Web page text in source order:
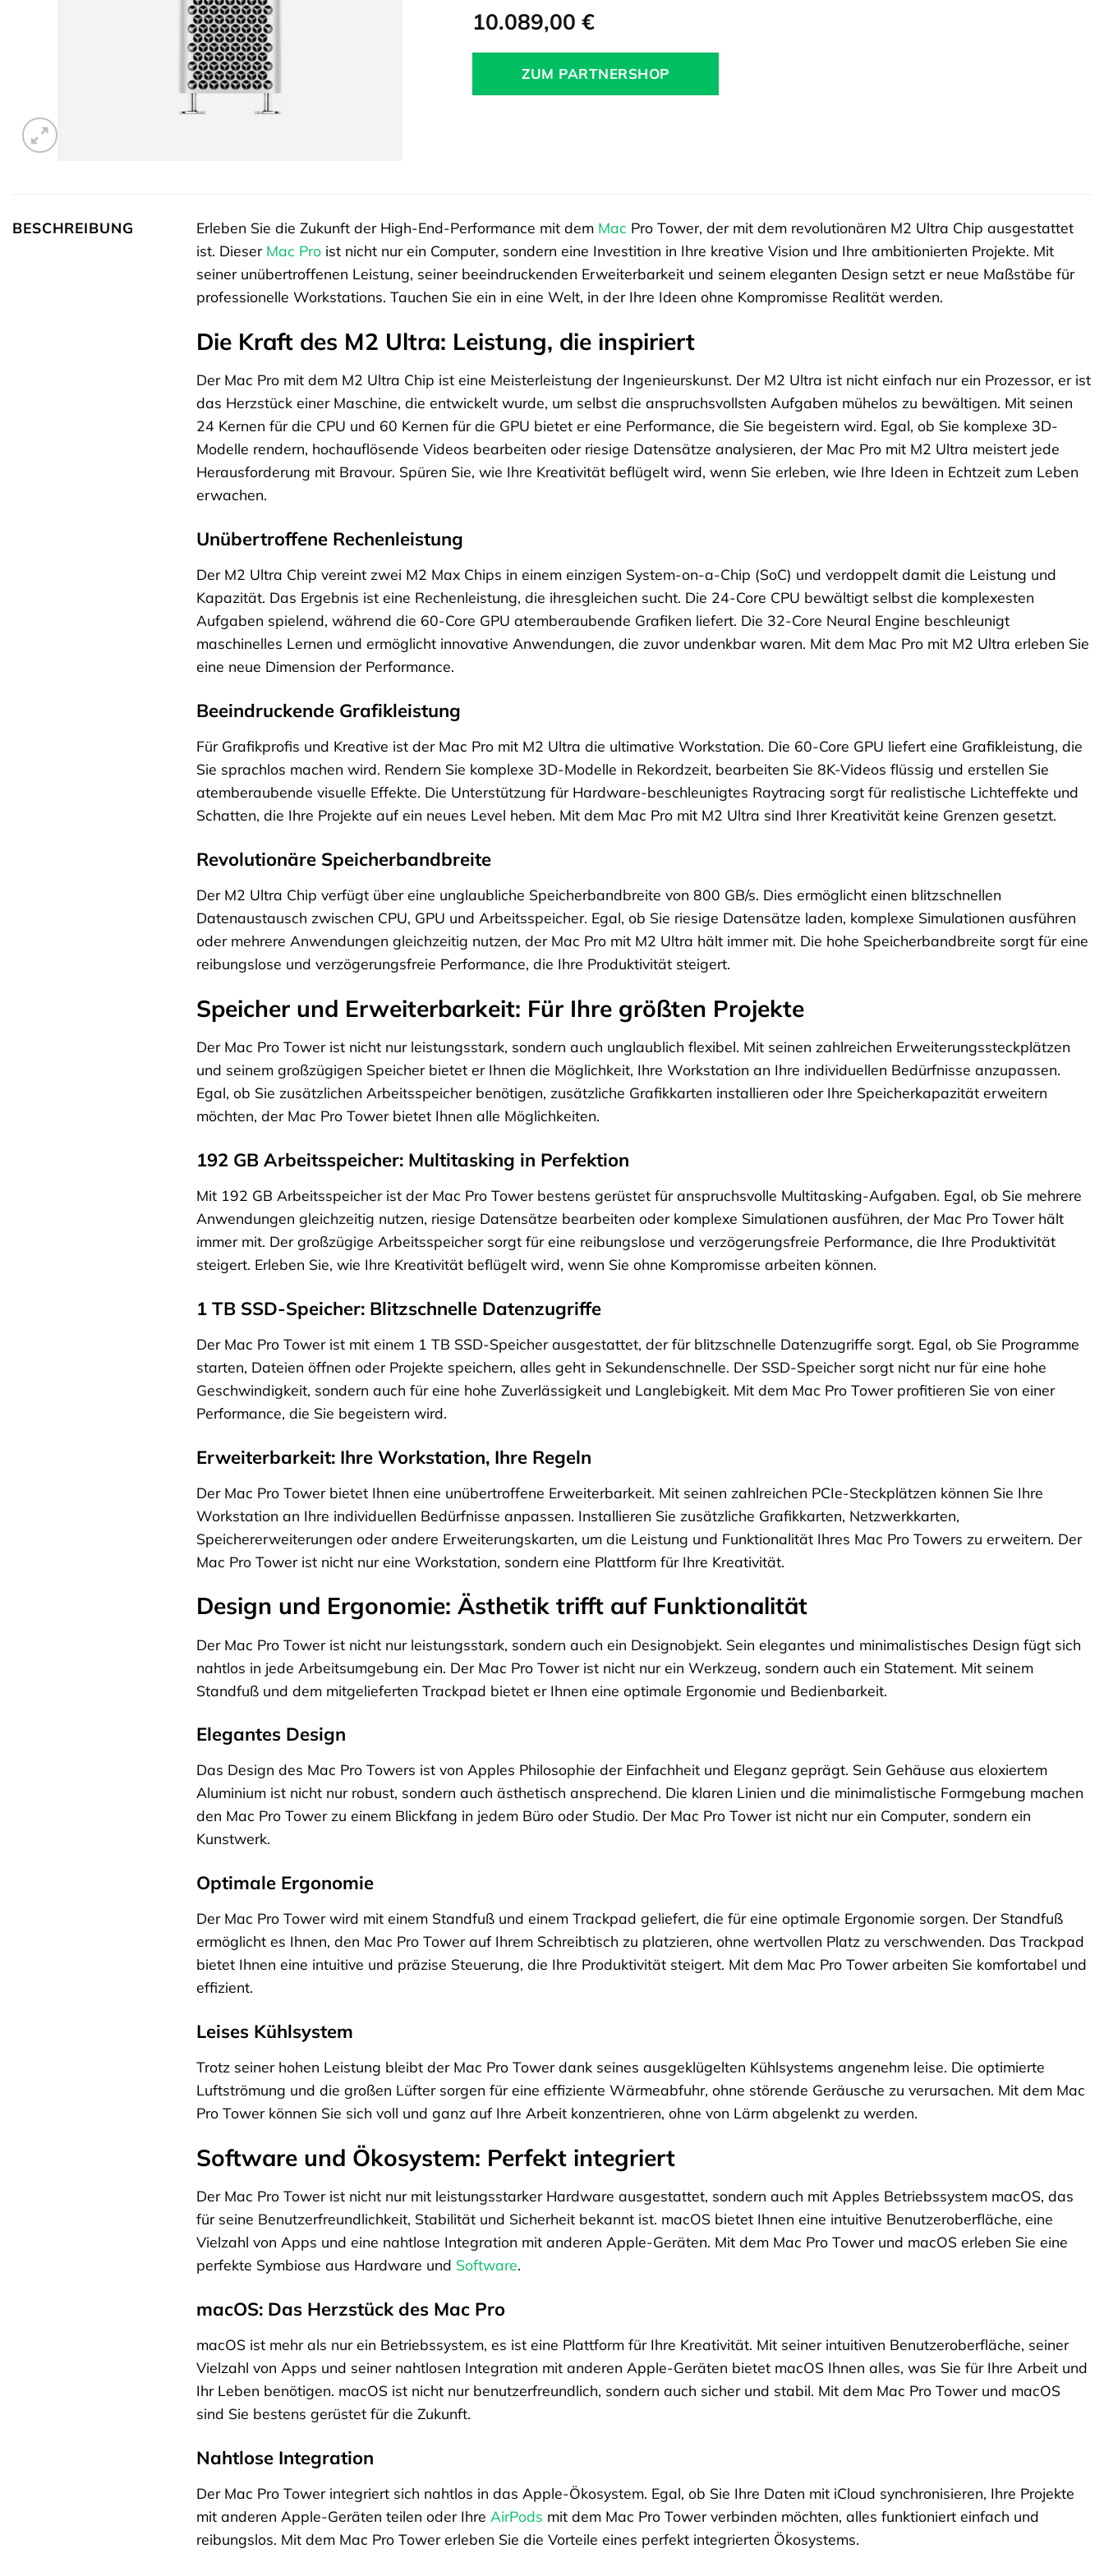
10.089,00 €
ZUM PARTNERSHOP
BESCHREIBUNG Erleben Sie die Zukunft der High-End-Performance mit dem Mac Pro Tower, der mit dem revolutionären M2 Ultra Chip ausgestattet
ist. Dieser Mac Pro ist nicht nur ein Computer, sondern eine Investition in Ihre kreative Vision und Ihre ambitionierten Projekte. Mit
seiner unübertroffenen Leistung, seiner beeindruckenden Erweiterbarkeit und seinem eleganten Design setzt er neue Maßstäbe für
professionelle Workstations. Tauchen Sie ein in eine Welt, in der Ihre Ideen ohne Kompromisse Realität werden.
Die Kraft des M2 Ultra: Leistung, die inspiriert
Der Mac Pro mit dem M2 Ultra Chip ist eine Meisterleistung der Ingenieurskunst. Der M2 Ultra ist nicht einfach nur ein Prozessor, er ist
das Herzstück einer Maschine, die entwickelt wurde, um selbst die anspruchsvollsten Aufgaben mühelos zu bewältigen. Mit seinen
24 Kernen für die CPU und 60 Kernen für die GPU bietet er eine Performance, die Sie begeistern wird. Egal, ob Sie komplexe 3D-
Modelle rendern, hochauflösende Videos bearbeiten oder riesige Datensätze analysieren, der Mac Pro mit M2 Ultra meistert jede
Herausforderung mit Bravour. Spüren Sie, wie Ihre Kreativität beflügelt wird, wenn Sie erleben, wie Ihre Ideen in Echtzeit zum Leben
erwachen.
Unübertroffene Rechenleistung
Der M2 Ultra Chip vereint zwei M2 Max Chips in einem einzigen System-on-a-Chip (SoC) und verdoppelt damit die Leistung und
Kapazität. Das Ergebnis ist eine Rechenleistung, die ihresgleichen sucht. Die 24-Core CPU bewältigt selbst die komplexesten
Aufgaben spielend, während die 60-Core GPU atemberaubende Grafiken liefert. Die 32-Core Neural Engine beschleunigt
maschinelles Lernen und ermöglicht innovative Anwendungen, die zuvor undenkbar waren. Mit dem Mac Pro mit M2 Ultra erleben Sie
eine neue Dimension der Performance.
Beeindruckende Grafikleistung
Für Grafikprofis und Kreative ist der Mac Pro mit M2 Ultra die ultimative Workstation. Die 60-Core GPU liefert eine Grafikleistung, die
Sie sprachlos machen wird. Rendern Sie komplexe 3D-Modelle in Rekordzeit, bearbeiten Sie 8K-Videos flüssig und erstellen Sie
atemberaubende visuelle Effekte. Die Unterstützung für Hardware-beschleunigtes Raytracing sorgt für realistische Lichteffekte und
Schatten, die Ihre Projekte auf ein neues Level heben. Mit dem Mac Pro mit M2 Ultra sind Ihrer Kreativität keine Grenzen gesetzt.
Revolutionäre Speicherbandbreite
Der M2 Ultra Chip verfügt über eine unglaubliche Speicherbandbreite von 800 GB/s. Dies ermöglicht einen blitzschnellen
Datenaustausch zwischen CPU, GPU und Arbeitsspeicher. Egal, ob Sie riesige Datensätze laden, komplexe Simulationen ausführen
oder mehrere Anwendungen gleichzeitig nutzen, der Mac Pro mit M2 Ultra hält immer mit. Die hohe Speicherbandbreite sorgt für eine
reibungslose und verzögerungsfreie Performance, die Ihre Produktivität steigert.
Speicher und Erweiterbarkeit: Für Ihre größten Projekte
Der Mac Pro Tower ist nicht nur leistungsstark, sondern auch unglaublich flexibel. Mit seinen zahlreichen Erweiterungssteckplätzen
und seinem großzügigen Speicher bietet er Ihnen die Möglichkeit, Ihre Workstation an Ihre individuellen Bedürfnisse anzupassen.
Egal, ob Sie zusätzlichen Arbeitsspeicher benötigen, zusätzliche Grafikkarten installieren oder Ihre Speicherkapazität erweitern
möchten, der Mac Pro Tower bietet Ihnen alle Möglichkeiten.
192 GB Arbeitsspeicher: Multitasking in Perfektion
Mit 192 GB Arbeitsspeicher ist der Mac Pro Tower bestens gerüstet für anspruchsvolle Multitasking-Aufgaben. Egal, ob Sie mehrere
Anwendungen gleichzeitig nutzen, riesige Datensätze bearbeiten oder komplexe Simulationen ausführen, der Mac Pro Tower hält
immer mit. Der großzügige Arbeitsspeicher sorgt für eine reibungslose und verzögerungsfreie Performance, die Ihre Produktivität
steigert. Erleben Sie, wie Ihre Kreativität beflügelt wird, wenn Sie ohne Kompromisse arbeiten können.
1 TB SSD-Speicher: Blitzschnelle Datenzugriffe
Der Mac Pro Tower ist mit einem 1 TB SSD-Speicher ausgestattet, der für blitzschnelle Datenzugriffe sorgt. Egal, ob Sie Programme
starten, Dateien öffnen oder Projekte speichern, alles geht in Sekundenschnelle. Der SSD-Speicher sorgt nicht nur für eine hohe
Geschwindigkeit, sondern auch für eine hohe Zuverlässigkeit und Langlebigkeit. Mit dem Mac Pro Tower profitieren Sie von einer
Performance, die Sie begeistern wird.
Erweiterbarkeit: Ihre Workstation, Ihre Regeln
Der Mac Pro Tower bietet Ihnen eine unübertroffene Erweiterbarkeit. Mit seinen zahlreichen PCIe-Steckplätzen können Sie Ihre
Workstation an Ihre individuellen Bedürfnisse anpassen. Installieren Sie zusätzliche Grafikkarten, Netzwerkkarten,
Speichererweiterungen oder andere Erweiterungskarten, um die Leistung und Funktionalität Ihres Mac Pro Towers zu erweitern. Der
Mac Pro Tower ist nicht nur eine Workstation, sondern eine Plattform für Ihre Kreativität.
Design und Ergonomie: Ästhetik trifft auf Funktionalität
Der Mac Pro Tower ist nicht nur leistungsstark, sondern auch ein Designobjekt. Sein elegantes und minimalistisches Design fügt sich
nahtlos in jede Arbeitsumgebung ein. Der Mac Pro Tower ist nicht nur ein Werkzeug, sondern auch ein Statement. Mit seinem
Standfuß und dem mitgelieferten Trackpad bietet er Ihnen eine optimale Ergonomie und Bedienbarkeit.
Elegantes Design
Das Design des Mac Pro Towers ist von Apples Philosophie der Einfachheit und Eleganz geprägt. Sein Gehäuse aus eloxiertem
Aluminium ist nicht nur robust, sondern auch ästhetisch ansprechend. Die klaren Linien und die minimalistische Formgebung machen
den Mac Pro Tower zu einem Blickfang in jedem Büro oder Studio. Der Mac Pro Tower ist nicht nur ein Computer, sondern ein
Kunstwerk.
Optimale Ergonomie
Der Mac Pro Tower wird mit einem Standfuß und einem Trackpad geliefert, die für eine optimale Ergonomie sorgen. Der Standfuß
ermöglicht es Ihnen, den Mac Pro Tower auf Ihrem Schreibtisch zu platzieren, ohne wertvollen Platz zu verschwenden. Das Trackpad
bietet Ihnen eine intuitive und präzise Steuerung, die Ihre Produktivität steigert. Mit dem Mac Pro Tower arbeiten Sie komfortabel und
effizient.
Leises Kühlsystem
Trotz seiner hohen Leistung bleibt der Mac Pro Tower dank seines ausgeklügelten Kühlsystems angenehm leise. Die optimierte
Luftströmung und die großen Lüfter sorgen für eine effiziente Wärmeabfuhr, ohne störende Geräusche zu verursachen. Mit dem Mac
Pro Tower können Sie sich voll und ganz auf Ihre Arbeit konzentrieren, ohne von Lärm abgelenkt zu werden.
Software und Ökosystem: Perfekt integriert
Der Mac Pro Tower ist nicht nur mit leistungsstarker Hardware ausgestattet, sondern auch mit Apples Betriebssystem macOS, das
für seine Benutzerfreundlichkeit, Stabilität und Sicherheit bekannt ist. macOS bietet Ihnen eine intuitive Benutzeroberfläche, eine
Vielzahl von Apps und eine nahtlose Integration mit anderen Apple-Geräten. Mit dem Mac Pro Tower und macOS erleben Sie eine
perfekte Symbiose aus Hardware und Software.
macOS: Das Herzstück des Mac Pro
macOS ist mehr als nur ein Betriebssystem, es ist eine Plattform für Ihre Kreativität. Mit seiner intuitiven Benutzeroberfläche, seiner
Vielzahl von Apps und seiner nahtlosen Integration mit anderen Apple-Geräten bietet macOS Ihnen alles, was Sie für Ihre Arbeit und
Ihr Leben benötigen. macOS ist nicht nur benutzerfreundlich, sondern auch sicher und stabil. Mit dem Mac Pro Tower und macOS
sind Sie bestens gerüstet für die Zukunft.
Nahtlose Integration
Der Mac Pro Tower integriert sich nahtlos in das Apple-Ökosystem. Egal, ob Sie Ihre Daten mit iCloud synchronisieren, Ihre Projekte
mit anderen Apple-Geräten teilen oder Ihre AirPods mit dem Mac Pro Tower verbinden möchten, alles funktioniert einfach und
reibungslos. Mit dem Mac Pro Tower erleben Sie die Vorteile eines perfekt integrierten Ökosystems.